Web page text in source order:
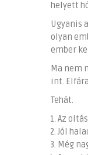
helyett
Ugyanis
olyan
ember
Ma nem
int.
Tehát.
Az
Jól
Még